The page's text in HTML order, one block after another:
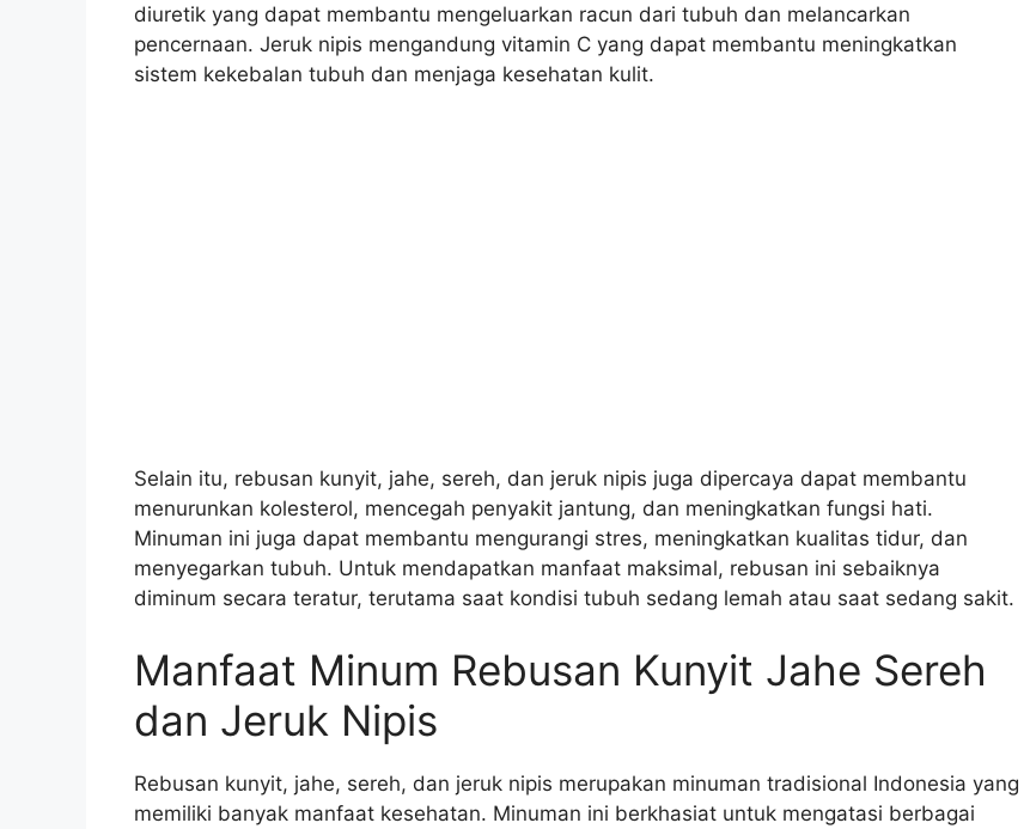
diuretik yang dapat membantu mengeluarkan racun dari tubuh dan melancarkan
pencernaan. Jeruk nipis mengandung vitamin C yang dapat membantu meningkatkan
sistem kekebalan tubuh dan menjaga kesehatan kulit.
Selain itu, rebusan kunyit, jahe, sereh, dan jeruk nipis juga dipercaya dapat membantu
menurunkan kolesterol, mencegah penyakit jantung, dan meningkatkan fungsi hati.
Minuman ini juga dapat membantu mengurangi stres, meningkatkan kualitas tidur, dan
menyegarkan tubuh. Untuk mendapatkan manfaat maksimal, rebusan ini sebaiknya
diminum secara teratur, terutama saat kondisi tubuh sedang lemah atau saat sedang sakit.
Manfaat Minum Rebusan Kunyit Jahe Sereh
dan Jeruk Nipis
Rebusan kunyit, jahe, sereh, dan jeruk nipis merupakan minuman tradisional Indonesia yang
memiliki banyak manfaat kesehatan. Minuman ini berkhasiat untuk mengatasi berbagai